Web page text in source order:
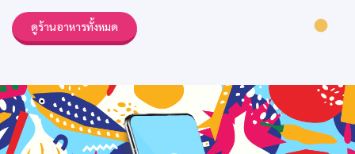
ดูร้านอาหารทั้งหมด